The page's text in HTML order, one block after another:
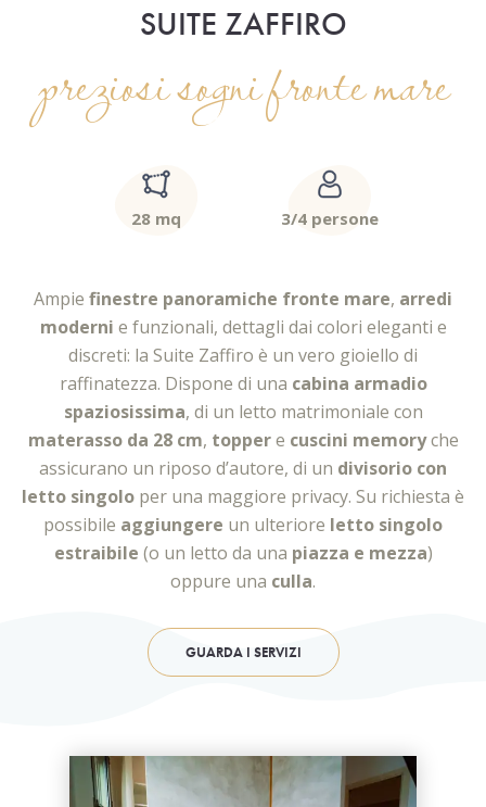
SUITE ZAFFIRO
preziosi sogni fronte mare
28 mq 3/4 persone
Ampie finestre panoramiche fronte mare, arredi
moderni e funzionali, dettagli dai colori eleganti e
discreti: la Suite Zaffiro è un vero gioiello di
raffinatezza. Dispone di una cabina armadio
spaziosissima, di un letto matrimoniale con
materasso da 28 cm, toppere cuscini memoryche
assicurano un riposo d’autore, di un divisorio con
letto singolo per una maggiore privacy. Su richiesta è
possibile aggiungere un ulteriore letto singolo
estraibile (o un letto da una piazza e mezza)
oppure una culla.
GUARDA I SERVIZI